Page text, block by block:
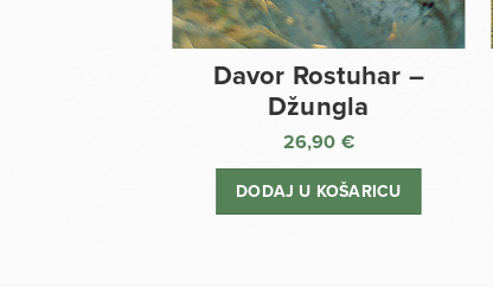
Davor Rostuhar –
Džungla
26,90 €
DODAJ U KOŠARICU